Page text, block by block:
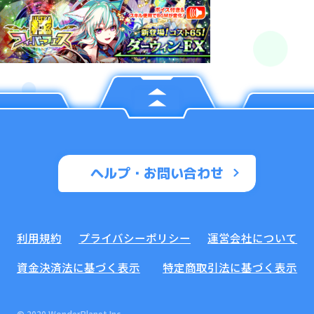
ヘルプ・お問い合わせ
利用規約 プライバシーポリシー
運営会社について
資金決済法に基づく表示
特定商取引法に基づく表示